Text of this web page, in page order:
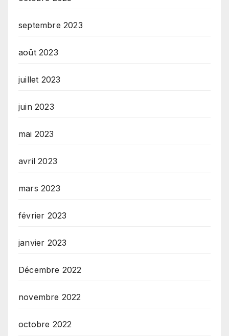
septembre 2023
août 2023
juillet 2023
juin 2023
mai 2023
avril 2023
mars 2023
février 2023
janvier 2023
Décembre 2022
novembre 2022
octobre 2022